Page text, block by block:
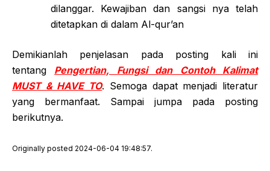
dilanggar. Kewajiban dan sangsi nya telah
ditetapkan di dalam Al-qur’an
Demikianlah penjelasan pada posting kali ini
tentang Pengertian, Fungsi dan Contoh Kalimat
MUST & HAVE TO. Semoga dapat menjadi literatur
yang bermanfaat. Sampai jumpa pada posting
berikutnya.
Originally posted 2024-06-04 19:48:57.